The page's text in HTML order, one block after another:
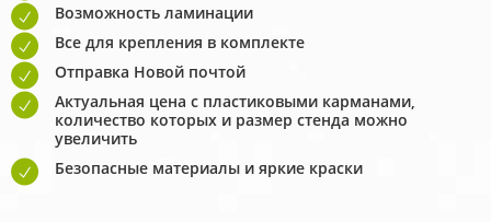
Возможность ламинации
Все для крепления в комплекте
Отправка Новой почтой
Актуальная цена с пластиковыми карманами,
количество которых и размер стенда можно
увеличить
Безопасные материалы и яркие краски